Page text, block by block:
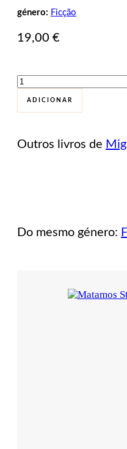
género: Ficção
19,00 €
Quantidade
de
Ano
Gafanhotos
ADICIONAR
Outros livros de
Do mesmo género: